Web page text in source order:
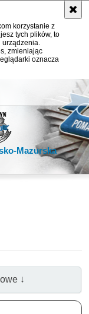
korzystanie z
tych plików, to
urządzenia.
zmieniając
oznacza
Mazurska
↓